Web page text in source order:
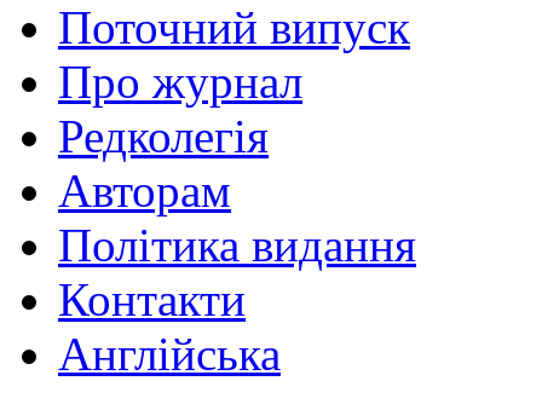
Поточний випуск
Про журнал
Редколегія
Авторам
Політика видання
Контакти
Англійська